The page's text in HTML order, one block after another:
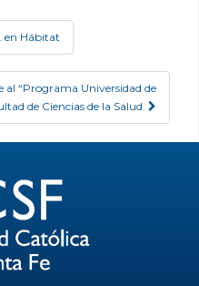
en Hábitat
al “Programa Universidad de
de Ciencias de la Salud.